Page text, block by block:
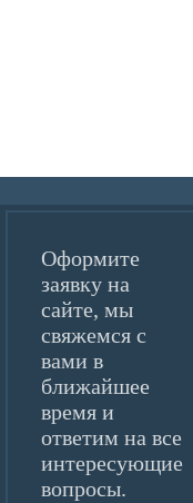
Оформите
заявку на
сайте, мы
свяжемся с
вами в
ближайшее
время и
ответим на все
интересующие
вопросы.